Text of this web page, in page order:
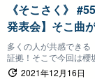
《そこさく》
発表会】そこ曲
多くの人が共感できる
証拠！そこで今回は櫻
もらい観察力をチェッ
2021年12月16日